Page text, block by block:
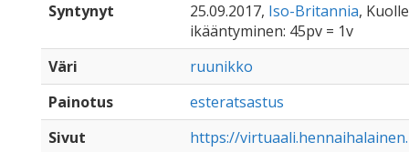
Syntynyt
25.09.2017, Iso-Britannia,
ikääntyminen: 45pv = 1v
Väri
ruunikko
Painotus
esteratsastus
Sivut
https://